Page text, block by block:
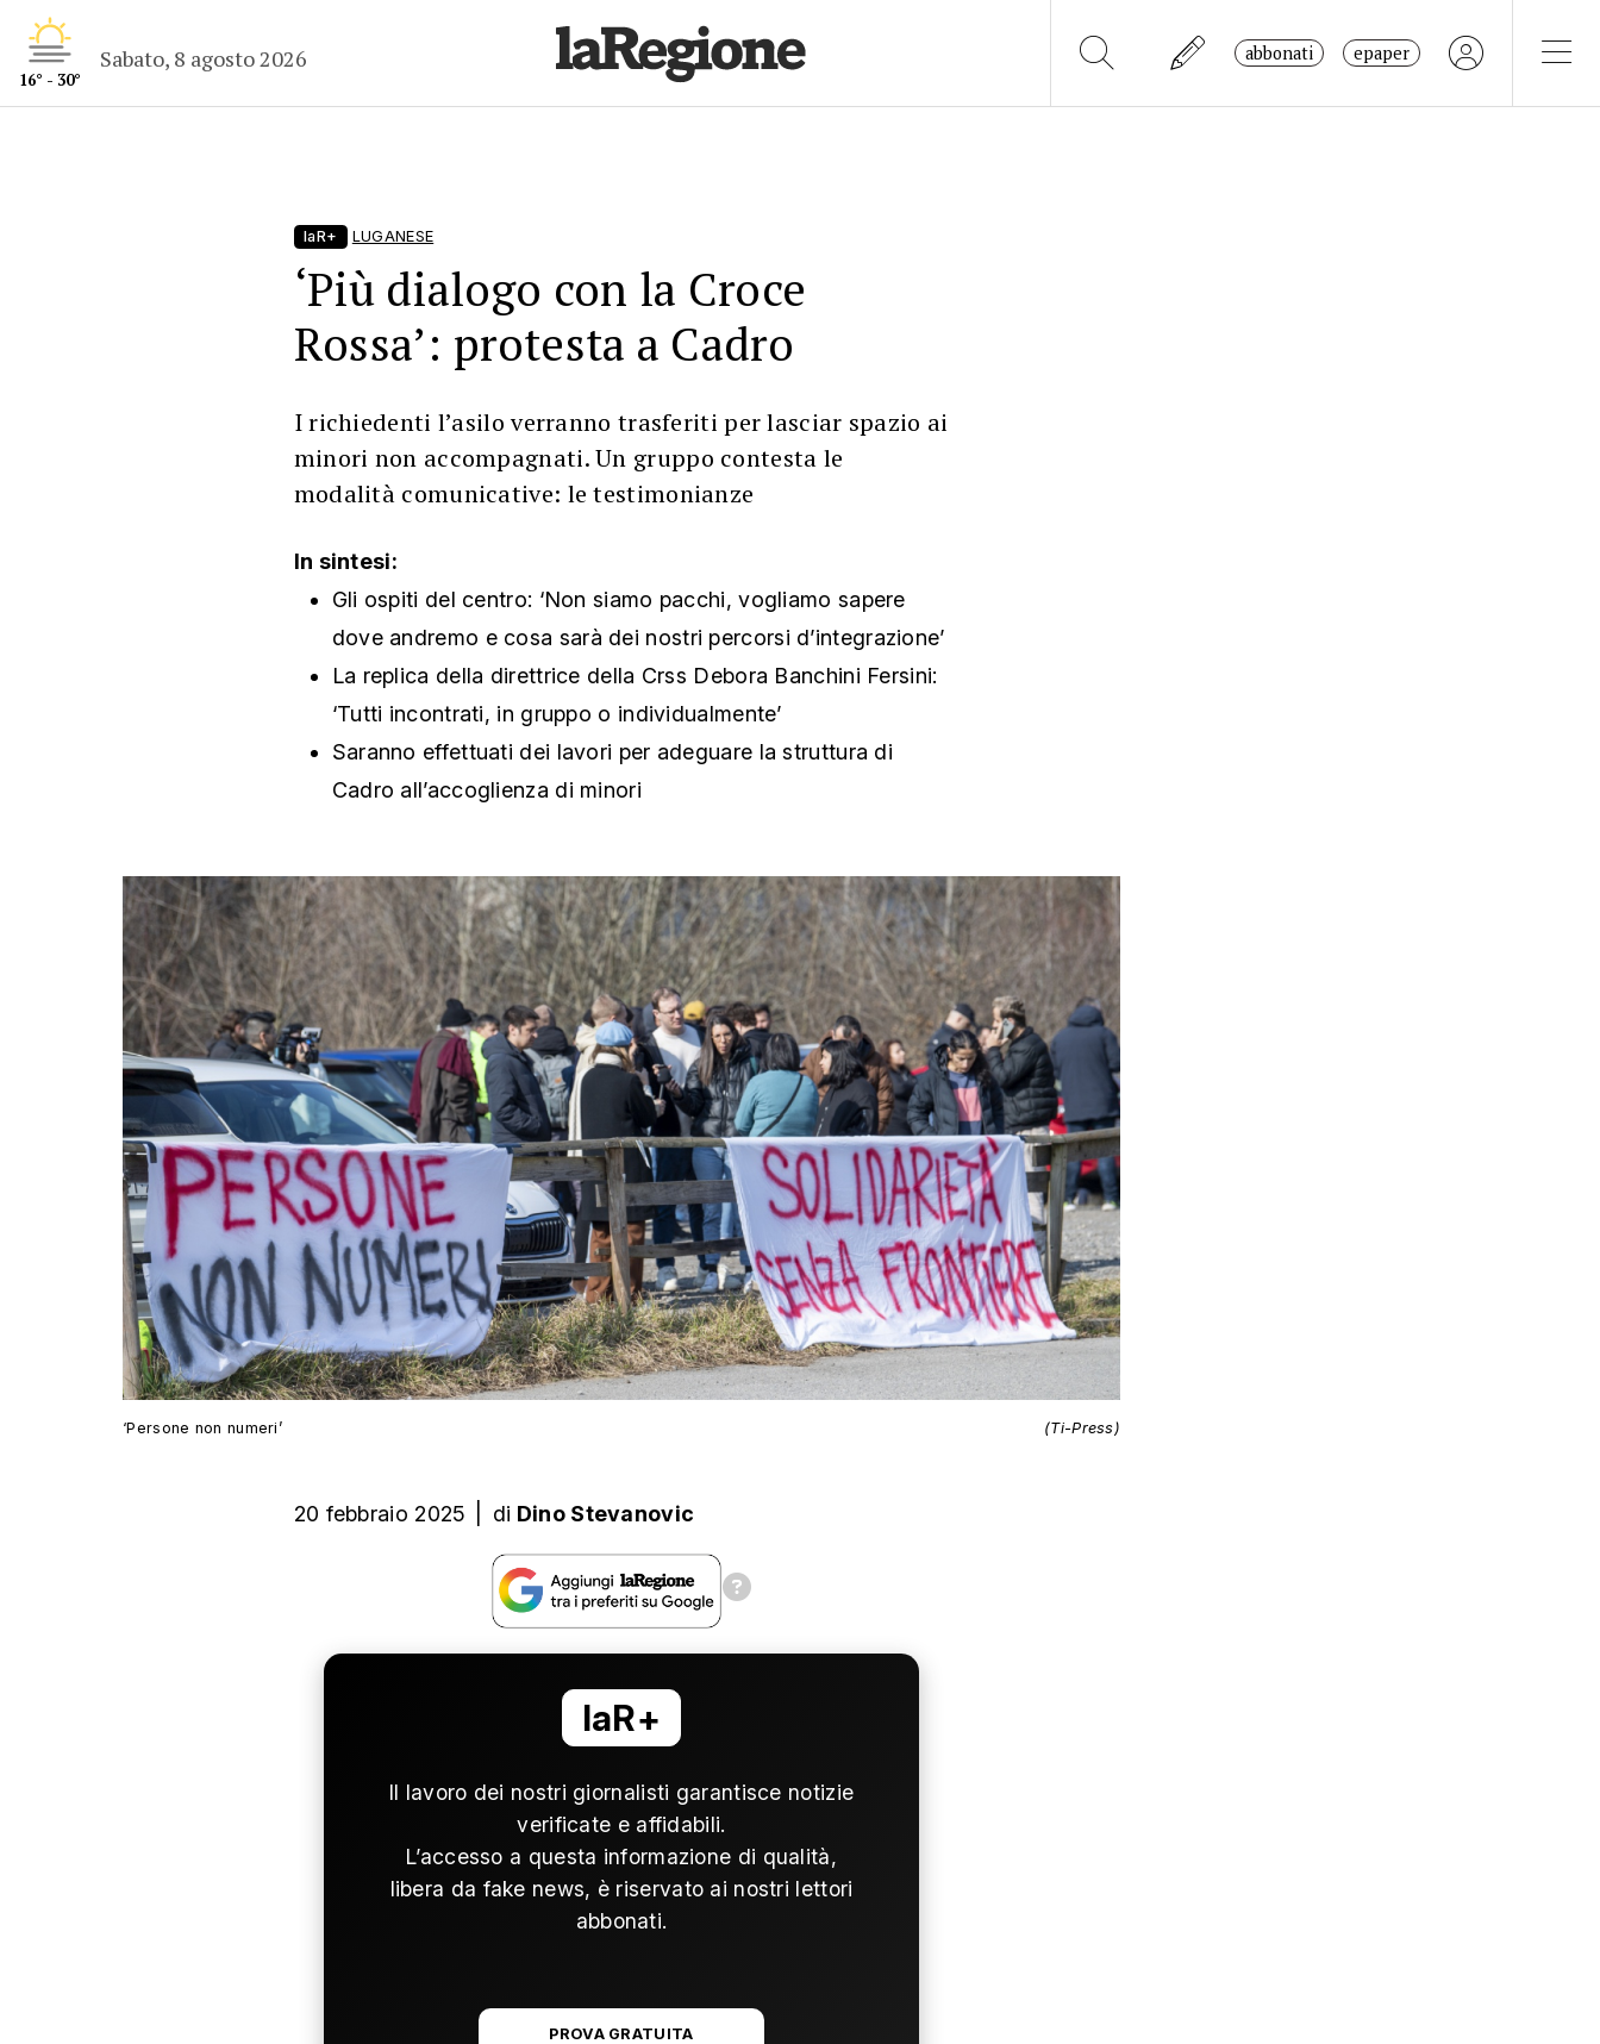
16° - 30°
Sabato, 8 agosto 2026 abbonati epaper
laR+ LUGANESE
‘Più dialogo con la Croce
Rossa’: protesta a Cadro
I richiedenti l’asilo verranno trasferiti per lasciar spazio ai
minori non accompagnati. Un gruppo contesta le
modalità comunicative: le testimonianze
In sintesi:
Gli ospiti del centro: ‘Non siamo pacchi, vogliamo sapere
dove andremo e cosa sarà dei nostri percorsi d’integrazione’
La replica della direttrice della Crss Debora Banchini Fersini:
‘Tutti incontrati, in gruppo o individualmente’
Saranno effettuati dei lavori per adeguare la struttura di
Cadro all’accoglienza di minori
‘Persone non numeri’ (Ti-Press)
20 febbraio 2025 di Dino Stevanovic
laR+
Il lavoro dei nostri giornalisti garantisce notizie
verificate e affidabili.
L’accesso a questa informazione di qualità,
libera da fake news, è riservato ai nostri lettori
abbonati.
PROVA GRATUITA